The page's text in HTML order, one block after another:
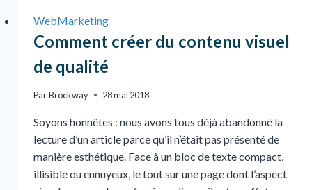
WebMarketing
Comment créer du contenu visuel
de qualité
ParBrockway 28 mai 2018
Soyons honnêtes : nous avons tous déjà abandonné la
lecture d’un article parce qu’il n’était pas présenté de
manière esthétique. Face à un bloc de texte compact,
illisible ou ennuyeux, le tout sur une page dont l’aspect